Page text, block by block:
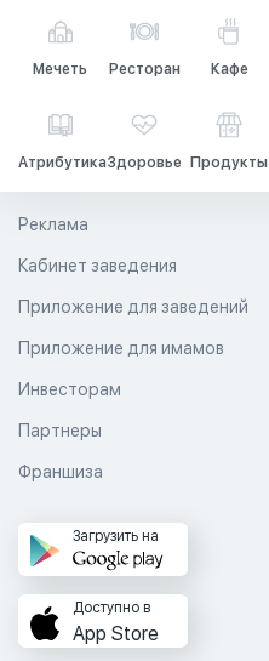
Мечеть Ресторан Кафе
АтрибутикаЗдоровье Продукты
Реклама
Кабинет заведения
Приложение для заведений
Приложение для имамов
Инвесторам
Партнеры
Франшиза
Загрузить на
Доступно в
App Store